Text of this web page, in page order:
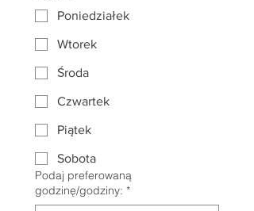
Poniedziałek
Wtorek
Środa
Czwartek
Piątek
Sobota
Podaj preferowaną
godzinę/godziny: *